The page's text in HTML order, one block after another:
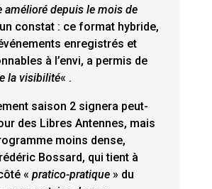
amélioré depuis le mois de
constat : ce format hybride,
enregistrés et
à l’envi, a permis de
la visibilité« .
saison 2 signera peut-
des Libres Antennes, mais
moins dense,
Bossard, qui tient à
« pratico-pratique» du